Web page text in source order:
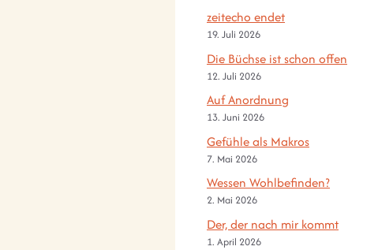
zeitecho endet
19. Juli 2026
Die Büchse ist schon offen
12. Juli 2026
Auf Anordnung
13. Juni 2026
Gefühle als Makros
7. Mai 2026
Wessen Wohlbefinden?
2. Mai 2026
Der, der nach mir kommt
1. April 2026